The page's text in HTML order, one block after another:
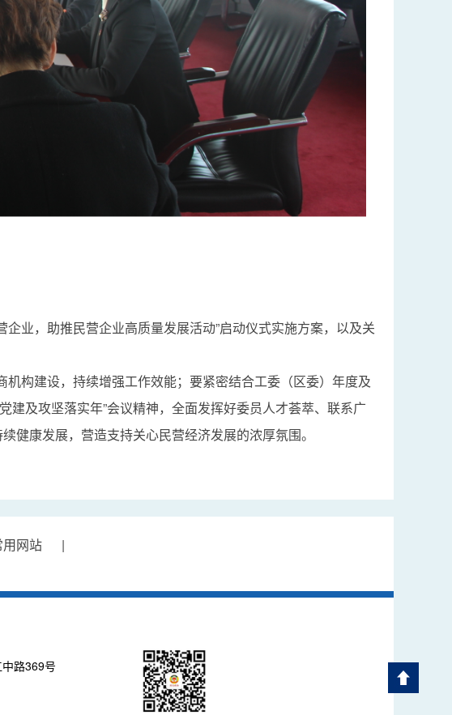
业，助推民营企业高质量发展活动”启动仪式实施方案，以及关
构建设，持续增强工作效能；要紧密结合工委（区委）年度及
及攻坚落实年”会议精神，全面发挥好委员人才荟萃、联系广
健康发展，营造支持关心民营经济发展的浓厚氛围。
用网站 |
路369号